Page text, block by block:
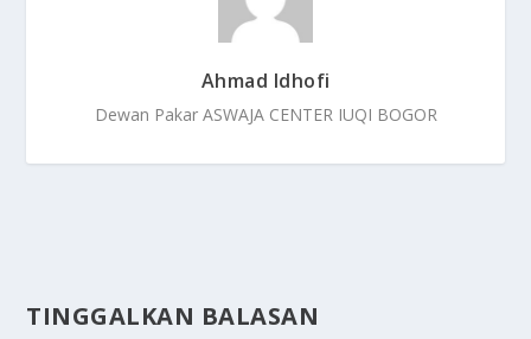
Ahmad Idhofi
Dewan Pakar ASWAJA CENTER IUQI BOGOR
TINGGALKAN BALASAN